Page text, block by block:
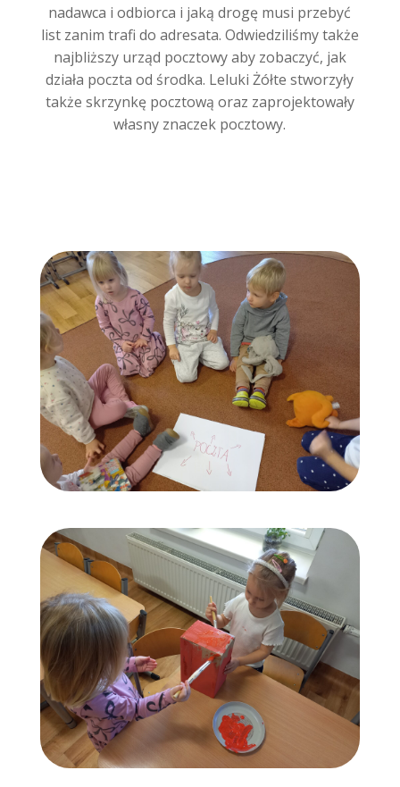
nadawca i odbiorca i jaką drogę musi przebyć
list zanim trafi do adresata. Odwiedziliśmy także
najbliższy urząd pocztowy aby zobaczyć, jak
działa poczta od środka. Leluki Żółte stworzyły
także skrzynkę pocztową oraz zaprojektowały
własny znaczek pocztowy.